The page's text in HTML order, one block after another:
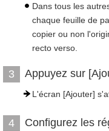
Dans tous les
chaque feuille de
copier ou non
recto verso.
3 Appuyez sur
L'écran [Ajouter]
4
Configurez les